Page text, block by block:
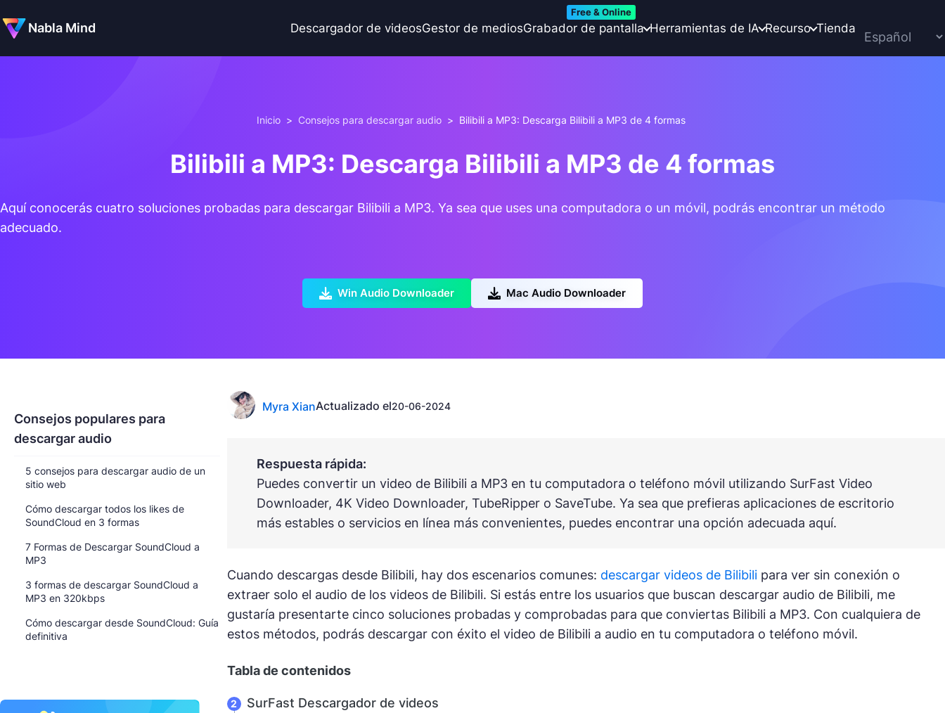
Nabla Mind Descargador de videosGestor de mediosGrabador de pantalla
Free & Online
Herramientas de IA Recurso Tienda
Inicio > Consejos para descargar audio > Bilibili a MP3: Descarga Bilibili a MP3 de 4 formas
Bilibili a MP3: Descarga Bilibili a MP3 de 4 formas
Aquí conocerás cuatro soluciones probadas para descargar Bilibili a MP3. Ya sea que uses una computadora o un móvil, podrás encontrar un método
adecuado.
Win Audio Downloader Mac Audio Downloader
Consejos populares para
descargar audio
5 consejos para descargar audio de un
sitio web
Cómo descargar todos los likes de
SoundCloud en 3 formas
7 Formas de Descargar SoundCloud a
MP3
3 formas de descargar SoundCloud a
MP3 en 320kbps
Cómo descargar desde SoundCloud: Guía
definitiva
Myra XianActualizado el20-06-2024
Respuesta rápida:
Puedes convertir un video de Bilibili a MP3 en tu computadora o teléfono móvil utilizando SurFast Video
Downloader, 4K Video Downloader, TubeRipper o SaveTube. Ya sea que prefieras aplicaciones de escritorio
más estables o servicios en línea más convenientes, puedes encontrar una opción adecuada aquí.
Cuando descargas desde Bilibili, hay dos escenarios comunes: descargar videos de Bilibilipara ver sin conexión o
extraer solo el audio de los videos de Bilibili. Si estás entre los usuarios que buscan descargar audio de Bilibili, me
gustaría presentarte cinco soluciones probadas y comprobadas para que conviertas Bilibili a MP3. Con cualquiera de
estos métodos, podrás descargar con éxito el video de Bilibili a audio en tu computadora o teléfono móvil.
Tabla de contenidos
SurFast Descargador de videos